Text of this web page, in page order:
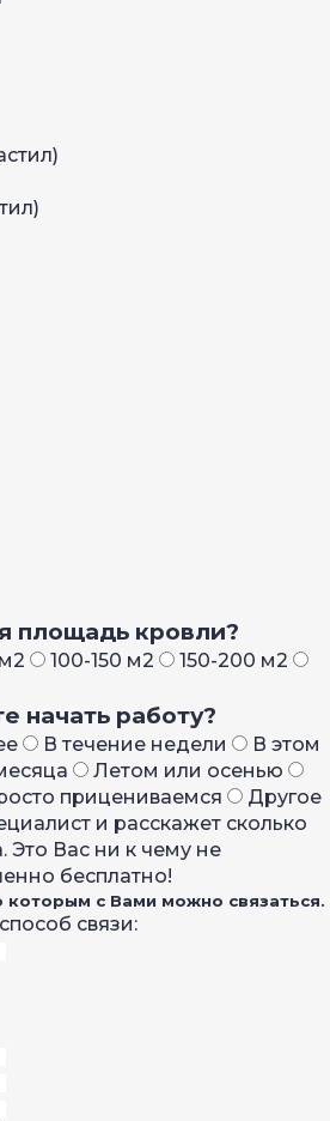
площадь кровли?
100-150 м2
150-200 м2
начать работу?
В течение недели
В этом
Летом или осенью
прицениваемся
Другое
и расскажет сколько
Это Вас ни к чему не
бесплатно!
которым с Вами можно связаться.
связи: